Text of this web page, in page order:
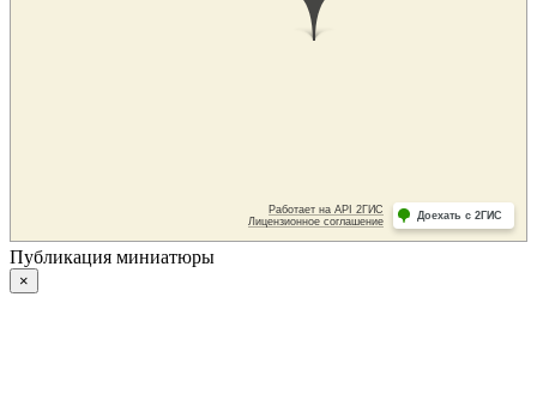
Публикация миниатюры
×